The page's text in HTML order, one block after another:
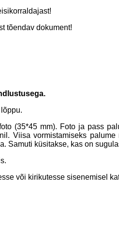
tõendav dokument!
(35*45 mm). Foto ja pass
Viisa vormistamiseks
Samuti küsitakse, kas on
või kirikutesse sisenemisel